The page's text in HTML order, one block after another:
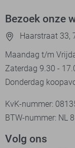
Bezoek onze
Haarstraat 33,
Maandag t/m
Zaterdag 9.30 -
Donderdag
KvK-nummer:
BTW-nummer: NL
Volg ons